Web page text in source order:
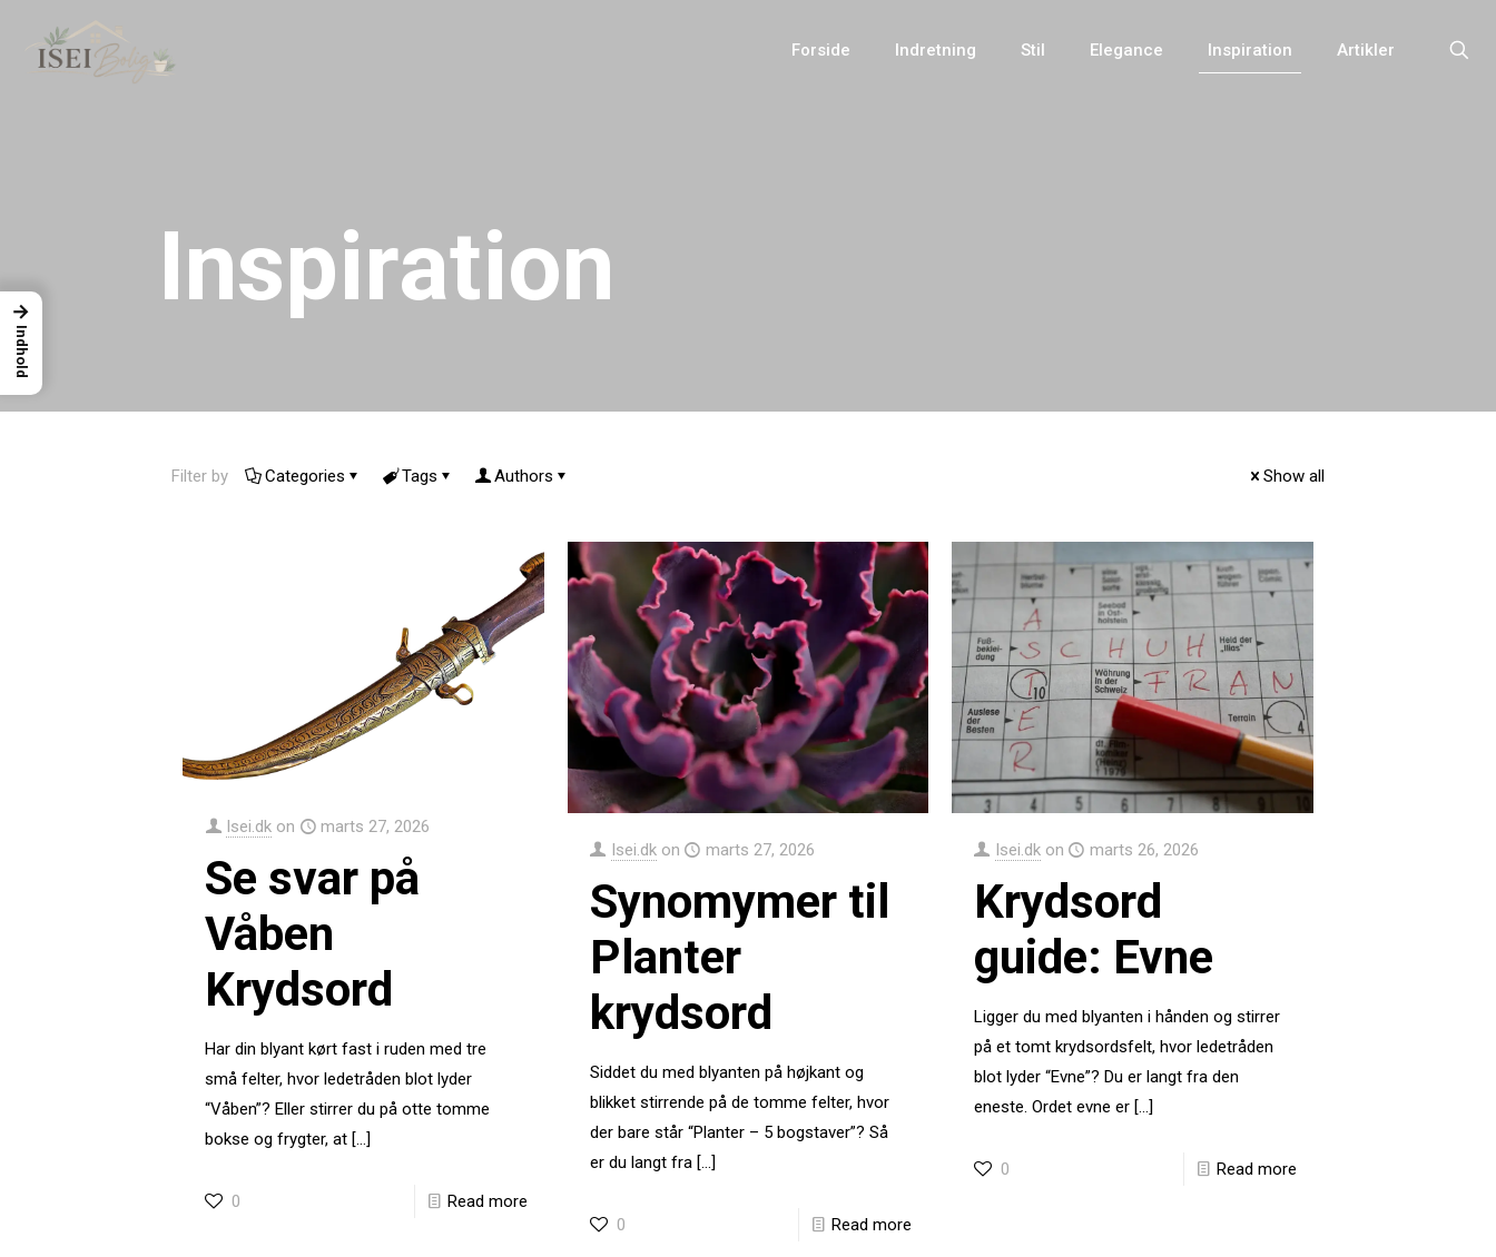
Forside Indretning Stil Elegance Inspiration Artikler
Inspiration
Filter by Categories Tags Authors Show all
Isei.dk on marts 27, 2026
Se svar på
Våben
Krydsord
Har din blyant kørt fast i ruden med tre
små felter, hvor ledetråden blot lyder
“Våben”? Eller stirrer du på otte tomme
bokse og frygter, at […]
0 Read more
Isei.dk on marts 27, 2026
Synomymer til
Planter
krydsord
Siddet du med blyanten på højkant og
blikket stirrende på de tomme felter, hvor
der bare står “Planter – 5 bogstaver”? Så
er du langt fra[…]
0 Read more
Isei.dk on marts 26, 2026
Krydsord
guide: Evne
Ligger du med blyanten i hånden og stirrer
på et tomt krydsordsfelt, hvor ledetråden
blot lyder “Evne”? Du er langt fra den
eneste. Ordet evne er[…]
0 Read more
→
Indhold